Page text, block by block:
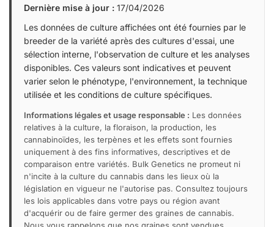
Dernière mise à jour : 17/04/2026
Les données de culture affichées ont été fournies par le
breeder de la variété après des cultures d'essai, une
sélection interne, l'observation de culture et les analyses
disponibles. Ces valeurs sont indicatives et peuvent
varier selon le phénotype, l'environnement, la technique
utilisée et les conditions de culture spécifiques.
Informations légales et usage responsable : Les données
relatives à la culture, la floraison, la production, les
cannabinoïdes, les terpènes et les effets sont fournies
uniquement à des fins informatives, descriptives et de
comparaison entre variétés. Bulk Genetics ne promeut ni
n'incite à la culture du cannabis dans les lieux où la
législation en vigueur ne l'autorise pas. Consultez toujours
les lois applicables dans votre pays ou région avant
d'acquérir ou de faire germer des graines de cannabis.